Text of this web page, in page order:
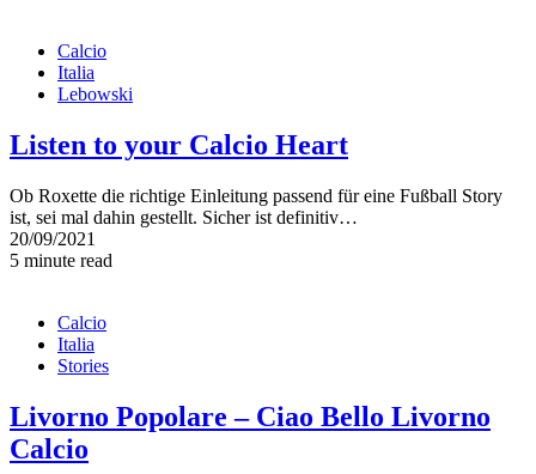
Calcio
Italia
Lebowski
Listen to your Calcio Heart
Ob Roxette die richtige Einleitung passend für eine Fußball Story
ist, sei mal dahin gestellt. Sicher ist definitiv…
20/09/2021
5 minute read
Calcio
Italia
Stories
Livorno Popolare – Ciao Bello Livorno
Calcio